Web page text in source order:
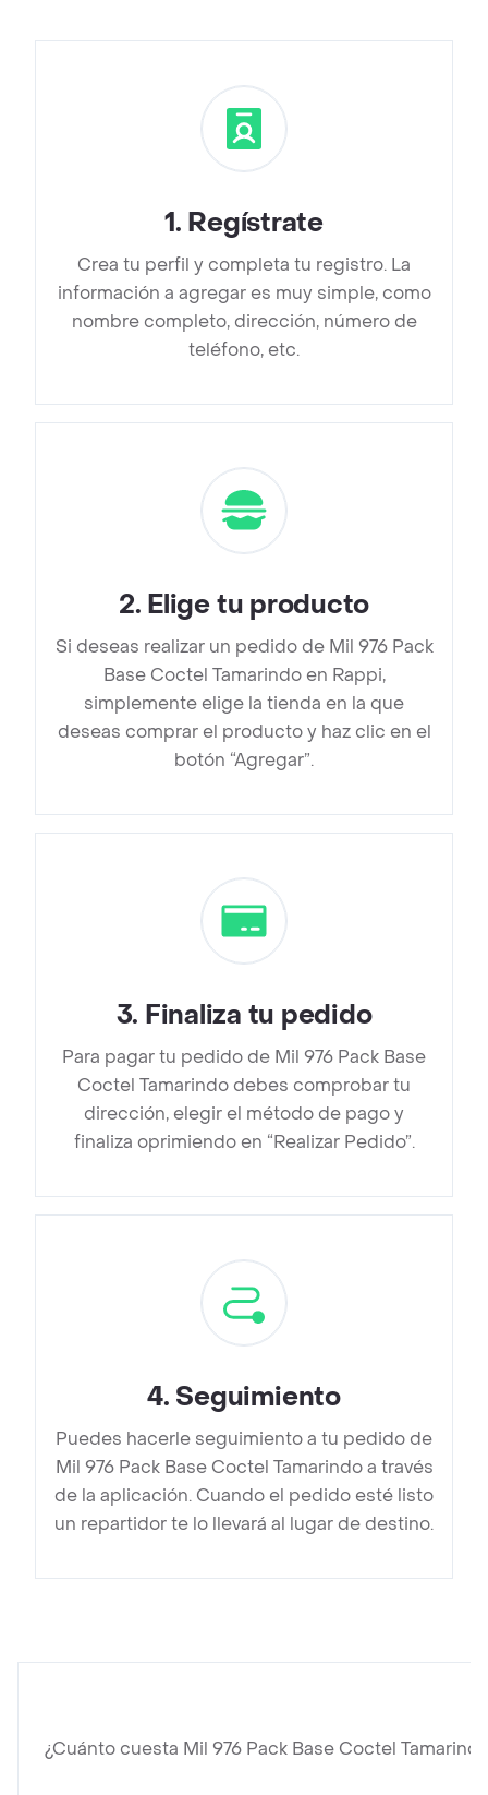
1. Regístrate
Crea tu perfil y completa tu registro. La
información a agregar es muy simple, como
nombre completo, dirección, número de
teléfono, etc.
2. Elige tu producto
Si deseas realizar un pedido de Mil 976 Pack
Base Coctel Tamarindo en Rappi,
simplemente elige la tienda en la que
deseas comprar el producto y haz clic en el
botón “Agregar”.
3. Finaliza tu pedido
Para pagar tu pedido de Mil 976 Pack Base
Coctel Tamarindo debes comprobar tu
dirección, elegir el método de pago y
finaliza oprimiendo en “Realizar Pedido”.
4. Seguimiento
Puedes hacerle seguimiento a tu pedido de
Mil 976 Pack Base Coctel Tamarindo a través
de la aplicación. Cuando el pedido esté listo
un repartidor te lo llevará al lugar de destino.
¿Cuánto cuesta Mil 976 Pack Base Coctel